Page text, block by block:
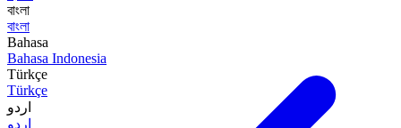
বাংলা
বাংলা
Bahasa
Bahasa Indonesia
Türkçe
Türkçe
اردو
اردو